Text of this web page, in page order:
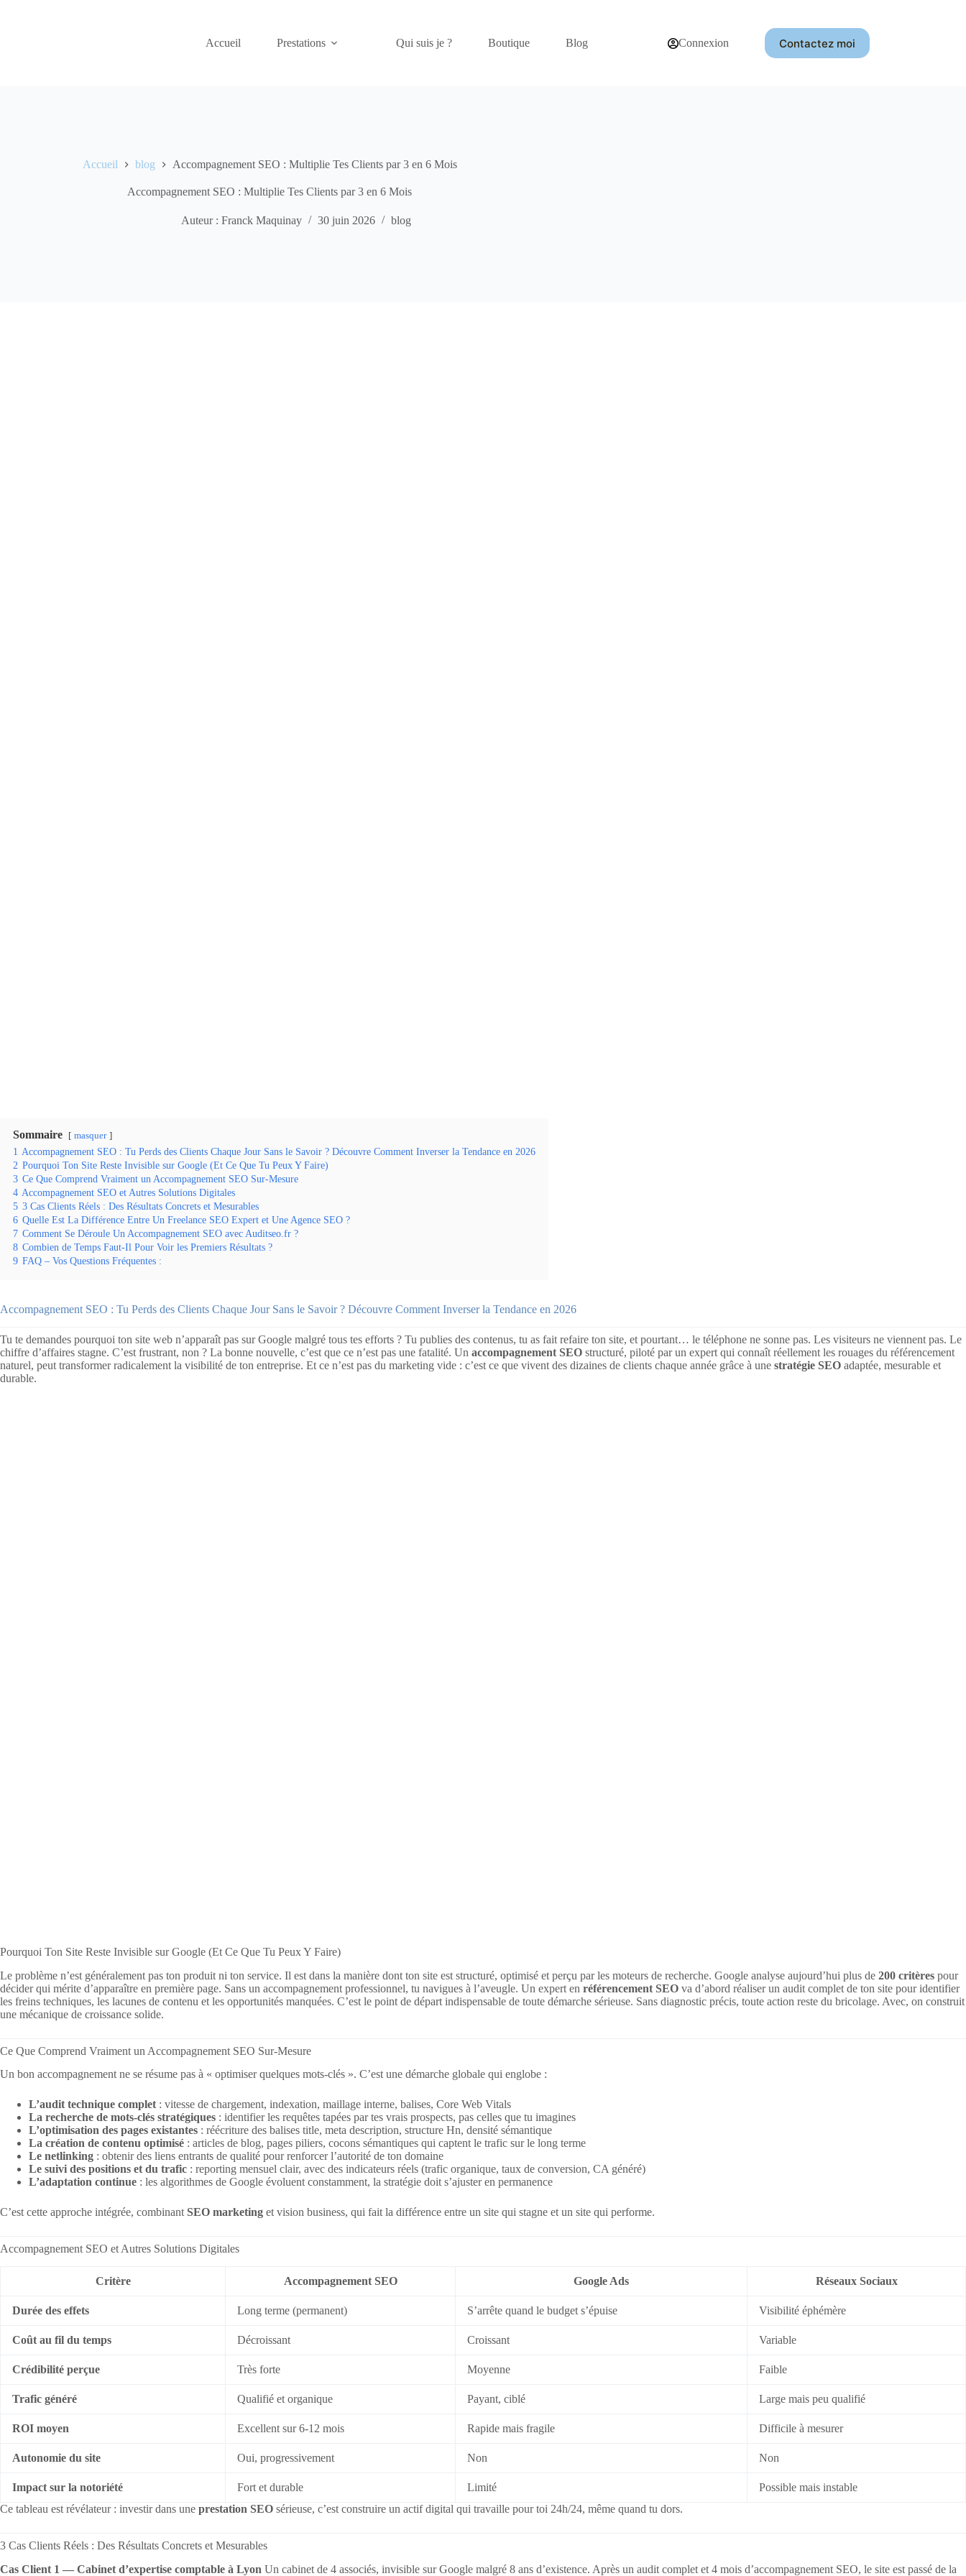
Accueil
Prestations Qui suis je ? Boutique Blog Connexion Contactez moi
Accueil blog Accompagnement SEO : Multiplie Tes Clients par 3 en 6 Mois
Accompagnement SEO : Multiplie Tes Clients par 3 en 6 Mois
Auteur : Franck Maquinay 30 juin 2026 blog
Sommaire masquer
1 Accompagnement SEO : Tu Perds des Clients Chaque Jour Sans le Savoir ? Découvre Comment Inverser la Tendance en 2026
2 Pourquoi Ton Site Reste Invisible sur Google (Et Ce Que Tu Peux Y Faire)
3 Ce Que Comprend Vraiment un Accompagnement SEO Sur-Mesure
4 Accompagnement SEO et Autres Solutions Digitales
5 3 Cas Clients Réels : Des Résultats Concrets et Mesurables
6 Quelle Est La Différence Entre Un Freelance SEO Expert et Une Agence SEO ?
7 Comment Se Déroule Un Accompagnement SEO avec Auditseo.fr ?
8 Combien de Temps Faut-Il Pour Voir les Premiers Résultats ?
9 FAQ – Vos Questions Fréquentes :
Accompagnement SEO : Tu Perds des Clients Chaque Jour Sans le Savoir ? Découvre Comment Inverser la Tendance en 2026
Tu te demandes pourquoi ton site web n’apparaît pas sur Google malgré tous tes efforts ? Tu publies des contenus, tu as fait refaire ton site, et pourtant… le téléphone ne sonne pas. Les visiteurs ne viennent pas. Le
chiffre d’affaires stagne. C’est frustrant, non ? La bonne nouvelle, c’est que ce n’est pas une fatalité. Un accompagnement SEO structuré, piloté par un expert qui connaît réellement les rouages du référencement
naturel, peut transformer radicalement la visibilité de ton entreprise. Et ce n’est pas du marketing vide : c’est ce que vivent des dizaines de clients chaque année grâce à une stratégie SEO adaptée, mesurable et
durable.
Pourquoi Ton Site Reste Invisible sur Google (Et Ce Que Tu Peux Y Faire)
Le problème n’est généralement pas ton produit ni ton service. Il est dans la manière dont ton site est structuré, optimisé et perçu par les moteurs de recherche. Google analyse aujourd’hui plus de 200 critères pour
décider qui mérite d’apparaître en première page. Sans un accompagnement professionnel, tu navigues à l’aveugle. Un expert en référencement SEO va d’abord réaliser un audit complet de ton site pour identifier
les freins techniques, les lacunes de contenu et les opportunités manquées. C’est le point de départ indispensable de toute démarche sérieuse. Sans diagnostic précis, toute action reste du bricolage. Avec, on construit
une mécanique de croissance solide.
Ce Que Comprend Vraiment un Accompagnement SEO Sur-Mesure
Un bon accompagnement ne se résume pas à « optimiser quelques mots-clés ». C’est une démarche globale qui englobe :
L’audit technique complet : vitesse de chargement, indexation, maillage interne, balises, Core Web Vitals
La recherche de mots-clés stratégiques : identifier les requêtes tapées par tes vrais prospects, pas celles que tu imagines
L’optimisation des pages existantes : réécriture des balises title, meta description, structure Hn, densité sémantique
La création de contenu optimisé : articles de blog, pages piliers, cocons sémantiques qui captent le trafic sur le long terme
Le netlinking : obtenir des liens entrants de qualité pour renforcer l’autorité de ton domaine
Le suivi des positions et du trafic : reporting mensuel clair, avec des indicateurs réels (trafic organique, taux de conversion, CA généré)
L’adaptation continue : les algorithmes de Google évoluent constamment, la stratégie doit s’ajuster en permanence
C’est cette approche intégrée, combinant SEO marketing et vision business, qui fait la différence entre un site qui stagne et un site qui performe.
Accompagnement SEO et Autres Solutions Digitales
Critère Accompagnement SEO Google Ads Réseaux Sociaux
Durée des effets Long terme (permanent) S’arrête quand le budget s’épuise Visibilité éphémère
Coût au fil du temps Décroissant Croissant Variable
Crédibilité perçue Très forte Moyenne Faible
Trafic généré Qualifié et organique Payant, ciblé Large mais peu qualifié
ROI moyen Excellent sur 6-12 mois Rapide mais fragile Difficile à mesurer
Autonomie du site Oui, progressivement Non Non
Impact sur la notoriété Fort et durable Limité
Possible mais instable
Ce tableau est révélateur : investir dans une prestation SEO sérieuse, c’est construire un actif digital qui travaille pour toi 24h/24, même quand tu dors.
3 Cas Clients Réels : Des Résultats Concrets et Mesurables
Cas Client 1 — Cabinet d’expertise comptable à Lyon Un cabinet de 4 associés, invisible sur Google malgré 8 ans d’existence. Après un audit complet et 4 mois d’accompagnement SEO, le site est passé de la